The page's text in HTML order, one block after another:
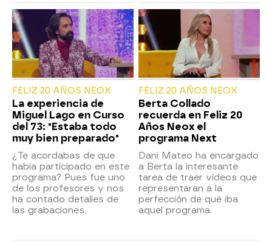
FELIZ 20 AÑOS NEOX
La experiencia de
Miguel Lago en Curso
del 73: "Estaba todo
muy bien preparado"
¿Te acordabas de que
había participado en este
programa? Pues fue uno
de los profesores y nos
ha contado detalles de
las grabaciones.
FELIZ 20 AÑOS NEOX
Berta Collado
recuerda en Feliz 20
Años Neox el
programa Next
Dani Mateo ha encargado
a Berta la interesante
tarea de traer vídeos que
representaran a la
perfección de qué iba
aquel programa.